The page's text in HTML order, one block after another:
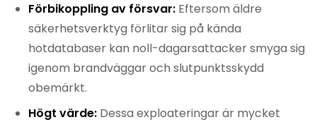
Förbikoppling av försvar: Eftersom äldre
säkerhetsverktyg förlitar sig på kända
hotdatabaser kan noll-dagarsattacker smyga sig
igenom brandväggar och slutpunktsskydd
obemärkt.
Högt värde: Dessa exploateringar är mycket